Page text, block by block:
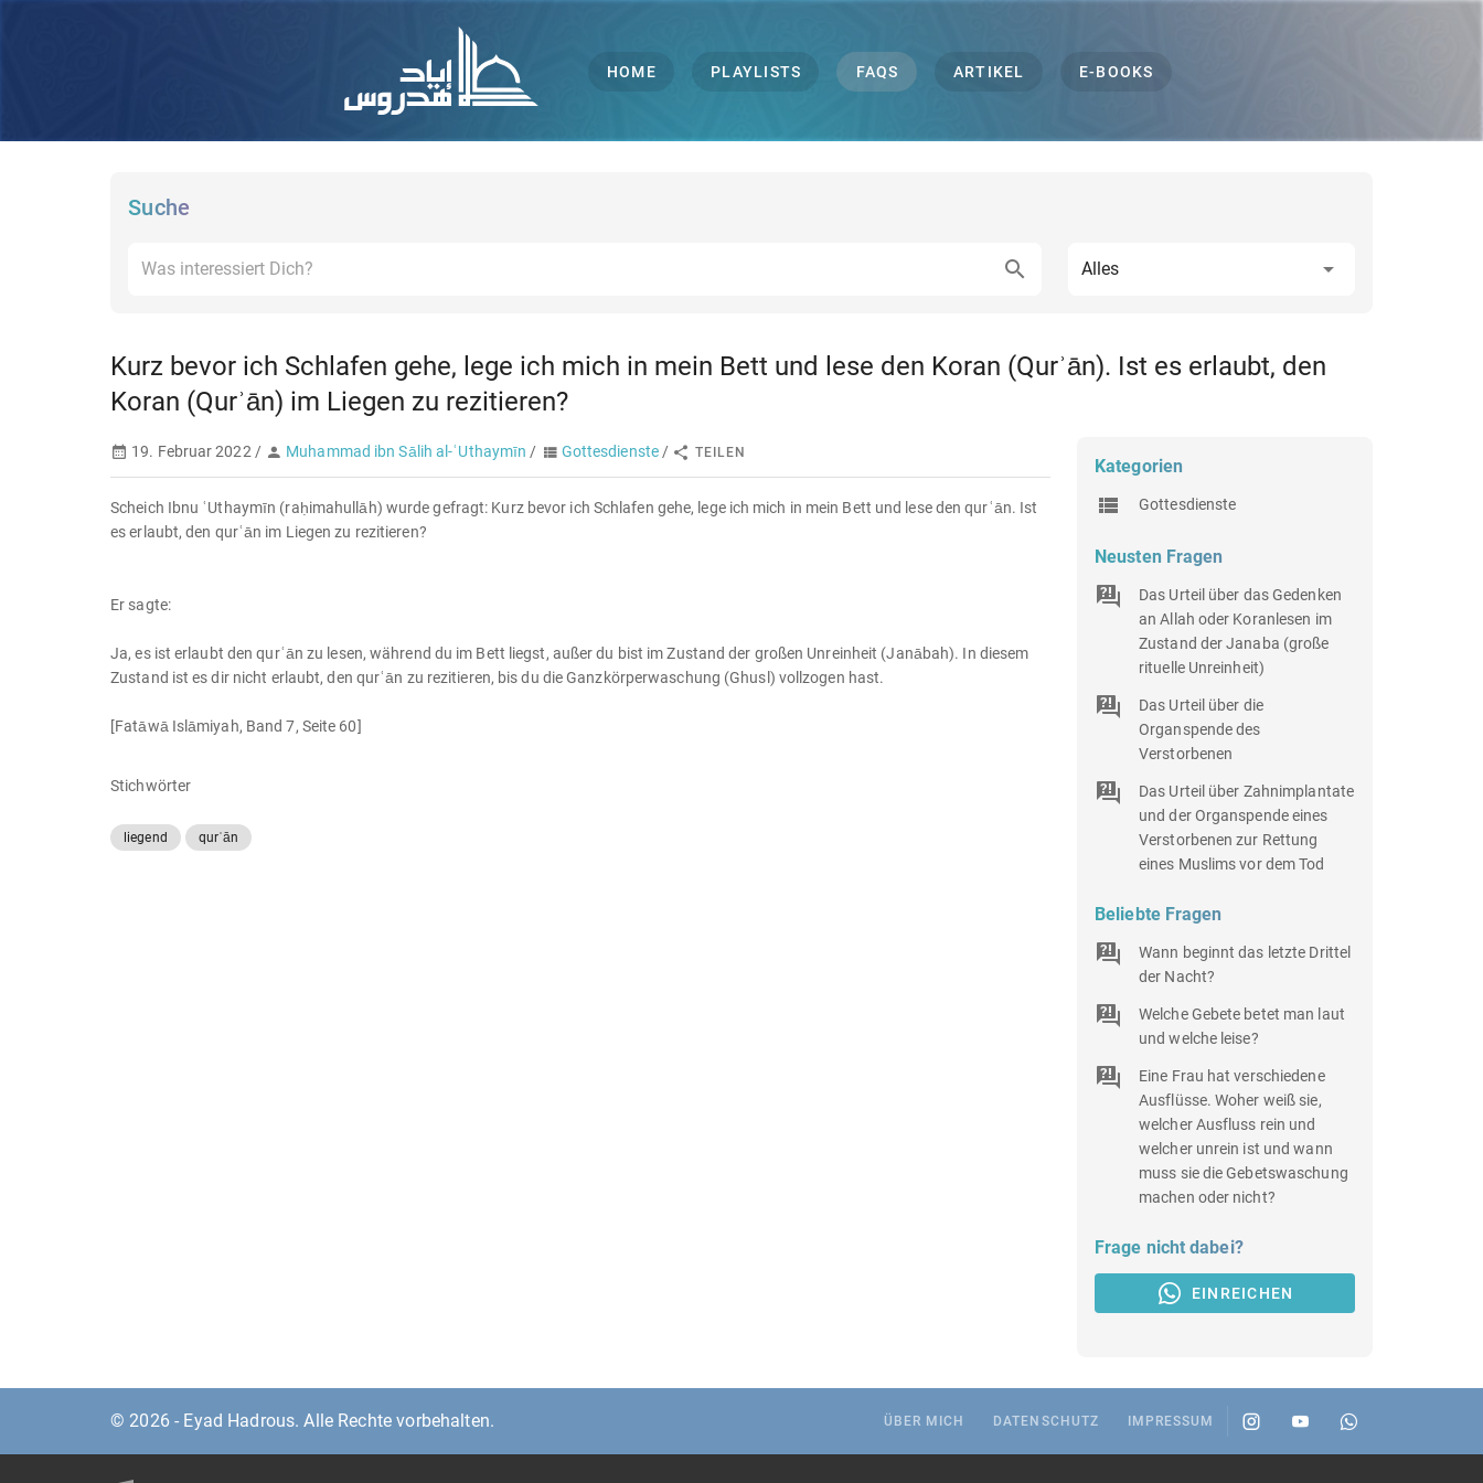
HOME PLAYLISTS FAQS ARTIKEL E-BOOKS
Suche
Alles
Kurz bevor ich Schlafen gehe, lege ich mich in mein Bett und lese den Koran (Qurʾān). Ist es erlaubt, den
Koran (Qurʾān) im Liegen zu rezitieren?
19. Februar 2022 / Muhammad ibn Sālih al-ʿUthaymīn / Gottesdienste / TEILEN
Scheich Ibnu ʿUthaymīn (raḥimahullāh) wurde gefragt: Kurz bevor ich Schlafen gehe, lege ich mich in mein Bett und lese den qurʿān. Ist
es erlaubt, den qurʿān im Liegen zu rezitieren?
Er sagte:
Ja, es ist erlaubt den qurʿān zu lesen, während du im Bett liegst, außer du bist im Zustand der großen Unreinheit (Janābah). In diesem
Zustand ist es dir nicht erlaubt, den qurʿān zu rezitieren, bis du die Ganzkörperwaschung (Ghusl) vollzogen hast.
[Fatāwā Islāmiyah, Band 7, Seite 60]
Stichwörter
liegend qurʿān
Kategorien
Gottesdienste
Neusten Fragen
Das Urteil über das Gedenken
an Allah oder Koranlesen im
Zustand der Janaba (große
rituelle Unreinheit)
Das Urteil über die
Organspende des
Verstorbenen
Das Urteil über Zahnimplantate
und der Organspende eines
Verstorbenen zur Rettung
eines Muslims vor dem Tod
Beliebte Fragen
Wann beginnt das letzte Drittel
der Nacht?
Welche Gebete betet man laut
und welche leise?
Eine Frau hat verschiedene
Ausflüsse. Woher weiß sie,
welcher Ausfluss rein und
welcher unrein ist und wann
muss sie die Gebetswaschung
machen oder nicht?
Frage nicht dabei?
EINREICHEN
© 2026 - Eyad Hadrous. Alle Rechte vorbehalten. ÜBER MICH DATENSCHUTZ IMPRESSUM